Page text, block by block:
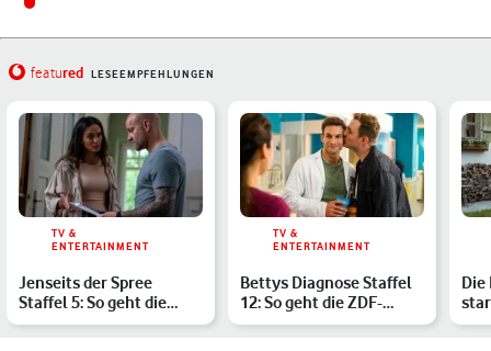
featured LESEEMPFEHLUNGEN
TV &
ENTERTAINMENT
Jenseits der Spree
Staffel 5: So geht die
Krimiserie weiter
TV &
ENTERTAINMENT
Bettys Diagnose Staffel
12: So geht die ZDF-
Vorabendserie weiter
Die